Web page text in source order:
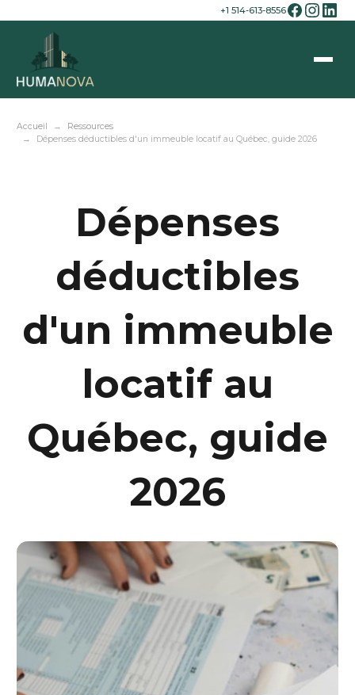
+1 514-613-8556
Accueil
Ressources
Dépenses déductibles d'un immeuble locatif au Québec, guide 2026
Dépenses
déductibles
d'un immeuble
locatif au
Québec, guide
2026